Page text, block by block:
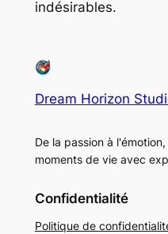
indésirables.
Dream Horizon
De la passion à
moments de vie avec
Confidentialité
Politique de